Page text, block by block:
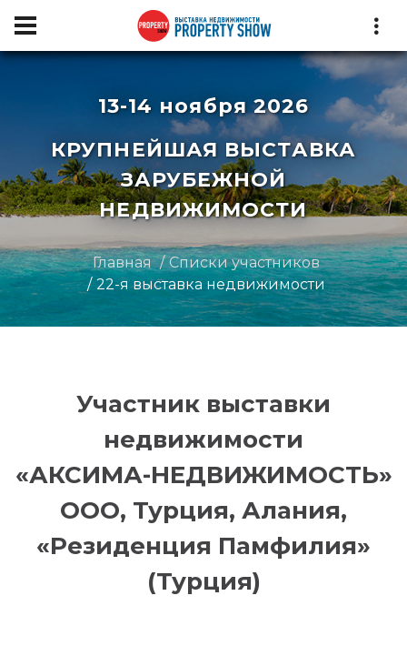
13-14 ноября 2026
КРУПНЕЙШАЯ ВЫСТАВКА
ЗАРУБЕЖНОЙ
НЕДВИЖИМОСТИ
Главная
Списки участников
22-я выставка недвижимости
Участник выставки
недвижимости
«АКСИМА-НЕДВИЖИМОСТЬ»
ООО, Турция, Алания,
«Резиденция Памфилия»
(Турция)